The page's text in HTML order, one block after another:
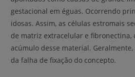
gestacional em éguas. Ocorrendo
idosas. Assim, as células estromais
de matriz extracelular e
acúmulo desse material.
da falha de fixação do concepto.